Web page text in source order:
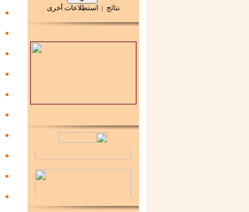
●
●
●
●
●
●
●
●
●
●
نتائج | استطلاعات أخرى